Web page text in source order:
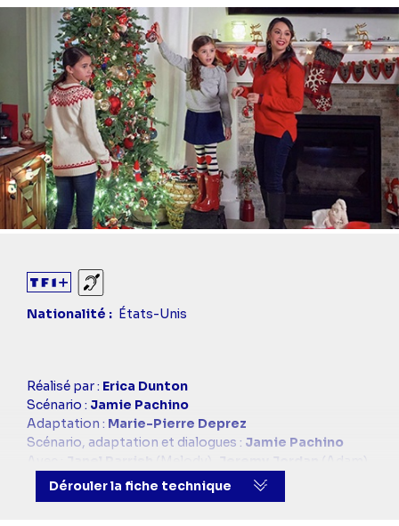
Sourds et malentendants
Nationalité
États-Unis
Casting
simba
Réalisé par : Erica Dunton
Scénario : Jamie Pachino
Adaptation : Marie-Pierre Deprez
Scénario, adaptation et dialogues : Jamie Pachino
Avec :
(Melody),
(Adam),
Marisol Nichols(Nina), Sadie Coleman
Dérouler la fiche technique